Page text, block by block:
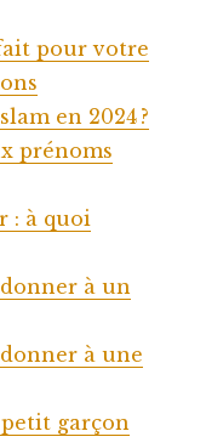
pour votre
en 2024 ?
prénoms
: à quoi
à un
à une
garçon